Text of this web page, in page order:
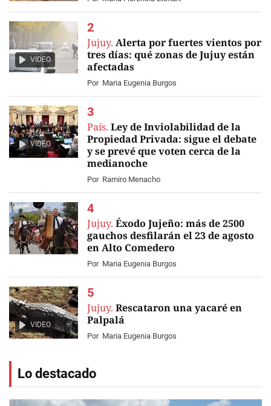
VIDEO
Jujuy. Alerta por fuertes vientos por
tres días: qué zonas de Jujuy están
afectadas
Por Maria Eugenia Burgos
VIDEO
País. Ley de Inviolabilidad de la
Propiedad Privada: sigue el debate
y se prevé que voten cerca de la
medianoche
Por Ramiro Menacho
Jujuy. Éxodo Jujeño: más de 2500
gauchos desfilarán el 23 de agosto
en Alto Comedero
Por Maria Eugenia Burgos
VIDEO
Jujuy. Rescataron una yacaré en
Palpalá
Por Maria Eugenia Burgos
Lo destacado